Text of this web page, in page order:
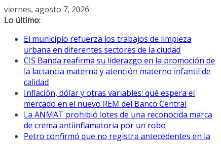
Saltar
al
viernes, agosto 7, 2026
Lo último:
El municipio refuerza los trabajos de limpieza
urbana en diferentes sectores de la ciudad
CIS Banda reafirma su liderazgo en la promoción de
la lactancia materna y atención materno infantil de
calidad
Inflación, dólar y otras variables: qué espera el
mercado en el nuevo REM del Banco Central
La ANMAT prohibió lotes de una reconocida marca
de crema antiinflamatoria por un robo
Petro confirmó que no registra antecedentes en la